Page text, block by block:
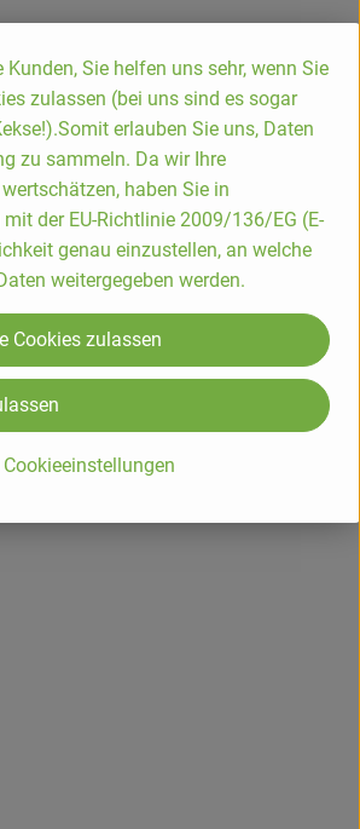
und Brote, nahrhafte Porridges und
alles oft glutenfrei, weizenfrei
Marke Bauck Mühle vertreibt die
150 Produkte. Immer unter dem
zur Zukunft.“
für innovative Rezepturen, in denen
Demeter-Rohstoffe verarbeitet
zuzubereiten sind. Seit 2005 ist der
auf glutenfreie Produkte, die der
spezialisiert. Dazu tragen eine
glutenfreie Mischanlangen sowie
Kunden, Sie helfen uns sehr, wenn Sie
zulassen (bei uns sind es sogar
erlauben Sie uns, Daten
zu sammeln. Da wir Ihre
haben Sie in
der EU-Richtlinie 2009/136/EG (E-
genau einzustellen, an welche
weitergegeben werden.
Cookieeinstellungen
Cookies zulassen